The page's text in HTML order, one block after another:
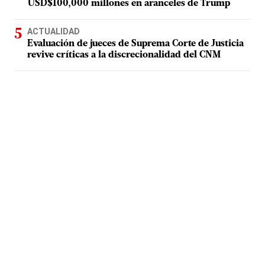
USD$100,000 millones en aranceles de Trump
ACTUALIDAD
Evaluación de jueces de Suprema Corte de Justicia
revive críticas a la discrecionalidad del CNM